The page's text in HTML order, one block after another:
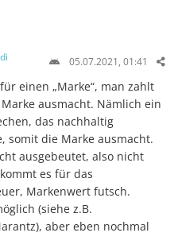
05.07.2021, 01:41
einen „Marke“, man zahlt
ausmacht. Nämlich ein
das nachhaltig
somit die Marke ausmacht.
ausgebeutet, also nicht
es für das
Markenwert futsch.
(siehe z.B.
aber eben nochmal